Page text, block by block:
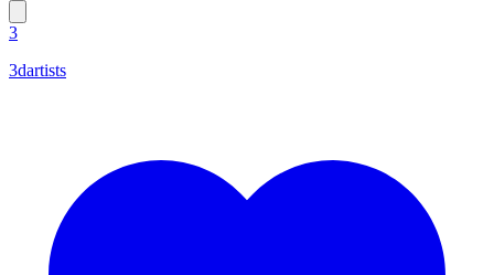
3
3dartists